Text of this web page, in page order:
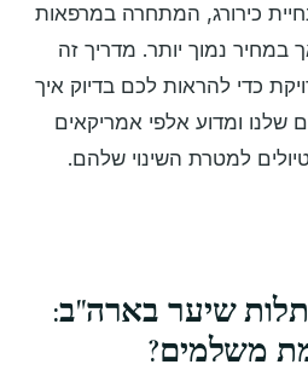
כירורג, המתחרה במרפאות
במחיר נמוך יותר. מדריך זה
כדי להראות לכם בדיוק איך
שלנו ומדוע אלפי אמריקאים
למטרת השינוי שלהם.
שיער בארה"ב:
משלמים?